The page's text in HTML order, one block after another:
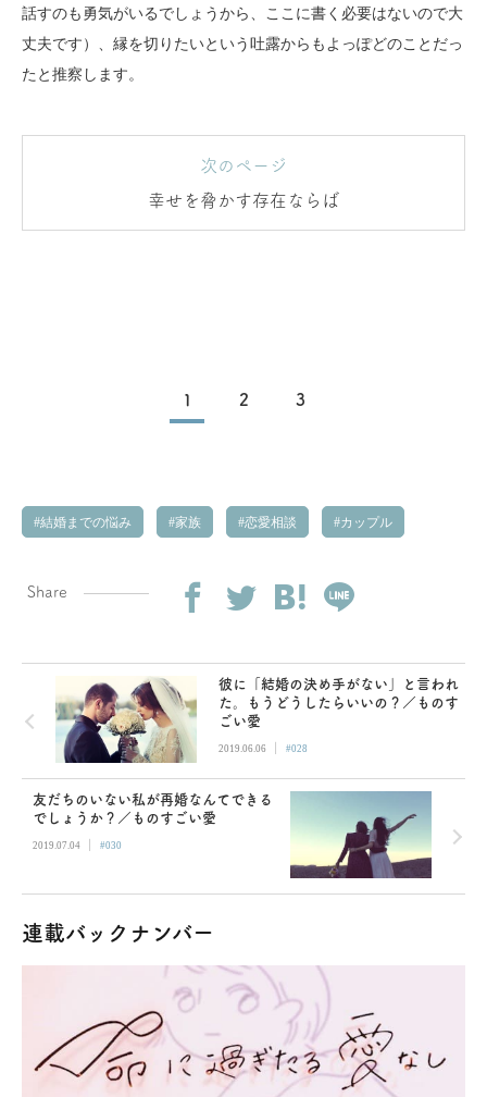
話すのも勇気がいるでしょうから、ここに書く必要はないので大
丈夫です）、縁を切りたいという吐露からもよっぽどのことだっ
たと推察します。
次のページ
幸せを脅かす存在ならば
1 2 3
結婚までの悩み 家族 恋愛相談 カップル
Share
彼に「結婚の決め手がない」と言われ
た。もうどうしたらいいの？／ものす
ごい愛
2019.06.06 | #028
友だちのいない私が再婚なんてできる
でしょうか？／ものすごい愛
2019.07.04 | #030
連載バックナンバー